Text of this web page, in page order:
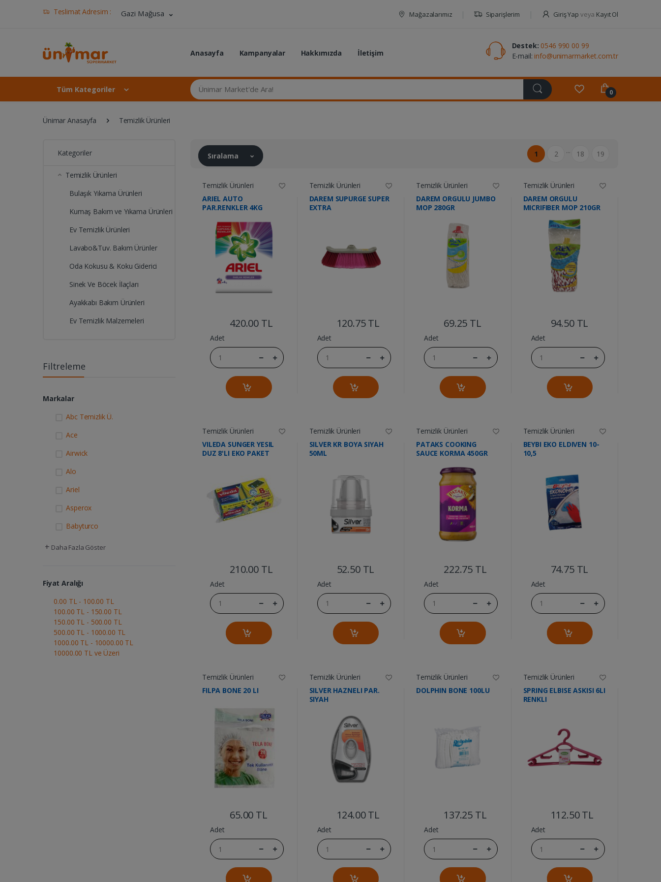
Teslimat Adresim : Gazi Mağusa Mağazalarımız Siparişlerim Giriş Yap veya Kayıt Ol
Anasayfa Kampanyalar Hakkımızda İletişim
Destek: 0546 990 00 99
E-mail: info@unimarmarket.com.tr
Tüm Kategoriler
Ünimar Market'de Ara...
0
Ünimar Anasayfa Temizlik Ürünleri
Kategoriler
Temizlik Ürünleri
Bulaşık Yıkama Ürünleri
Kumaş Bakım ve Yıkama Ürünleri
Ev Temizlik Ürünleri
Lavabo&Tuv. Bakım Ürünler
Oda Kokusu & Koku Giderici
Sinek Ve Böcek İlaçları
Ayakkabı Bakım Ürünleri
Ev Temizlik Malzemeleri
Filtreleme
Markalar
Abc Temizlik Ü.
Ace
Airwick
Alo
Ariel
Asperox
Babyturco
+ Daha Fazla Göster
Fiyat Aralığı
0.00 TL - 100.00 TL
100.00 TL - 150.00 TL
150.00 TL - 500.00 TL
500.00 TL - 1000.00 TL
1000.00 TL - 10000.00 TL
10000.00 TL ve Üzeri
Sıralama 1 2 ... 18 19
Temizlik Ürünleri
ARIEL AUTO
PAR.RENKLER 4KG
420.00 TL
Adet
Temizlik Ürünleri
DAREM SUPURGE SUPER
EXTRA
120.75 TL
Adet
Temizlik Ürünleri
DAREM ORGULU JUMBO
MOP 280GR
69.25 TL
Adet
Temizlik Ürünleri
DAREM ORGULU
MICRIFIBER MOP 210GR
94.50 TL
Adet
Temizlik Ürünleri
VILEDA SUNGER YESIL
DUZ 8'LI EKO PAKET
210.00 TL
Adet
Temizlik Ürünleri
SILVER KR BOYA SIYAH
50ML
52.50 TL
Adet
Temizlik Ürünleri
PATAKS COOKING
SAUCE KORMA 450GR
222.75 TL
Adet
Temizlik Ürünleri
BEYBI EKO ELDIVEN 10-
10,5
74.75 TL
Adet
Temizlik Ürünleri
FILPA BONE 20 LI
65.00 TL
Adet
Temizlik Ürünleri
SILVER HAZNELI PAR.
SIYAH
124.00 TL
Adet
Temizlik Ürünleri
DOLPHIN BONE 100LU
137.25 TL
Adet
Temizlik Ürünleri
SPRING ELBISE ASKISI 6LI
RENKLI
112.50 TL
Adet